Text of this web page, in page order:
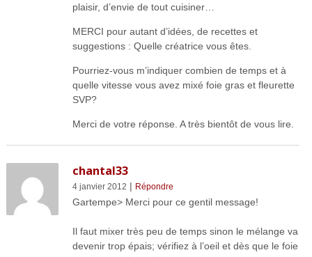
plaisir, d’envie de tout cuisiner…
MERCI pour autant d’idées, de recettes et
suggestions : Quelle créatrice vous êtes.
Pourriez-vous m’indiquer combien de temps et à
quelle vitesse vous avez mixé foie gras et fleurette
SVP?
Merci de votre réponse. A très bientôt de vous lire.
chantal33
4 janvier 2012 | Répondre
Gartempe> Merci pour ce gentil message!
Il faut mixer très peu de temps sinon le mélange va
devenir trop épais; vérifiez à l’oeil et dès que le foie